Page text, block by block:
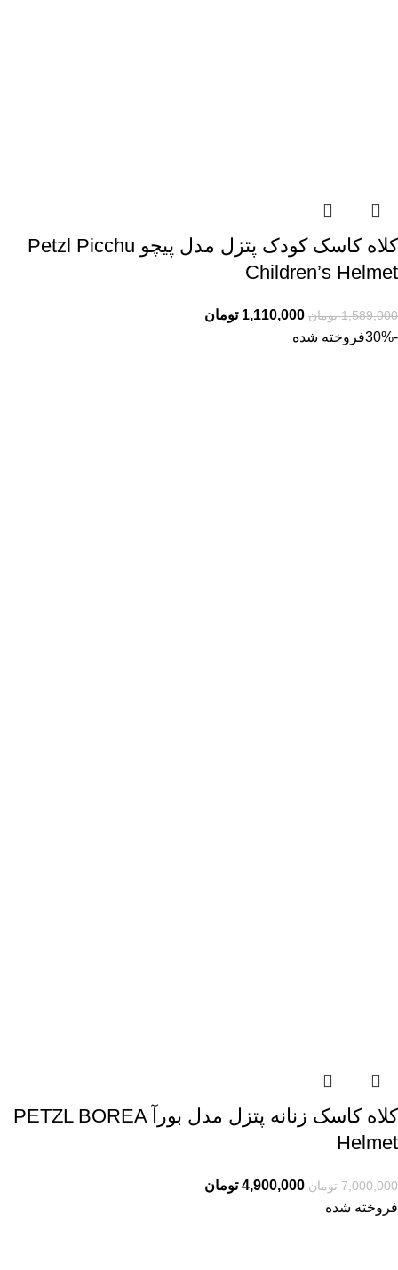
کلاه کاسک کودک پتزل مدل پیچو Petzl Picchu
Children’s Helmet
1,589,000 تومان 1,110,000 تومان
-30%
فروخته شده
کلاه کاسک زنانه پتزل مدل بورآ PETZL BOREA
Helmet
7,000,000 تومان 4,900,000 تومان
فروخته شده